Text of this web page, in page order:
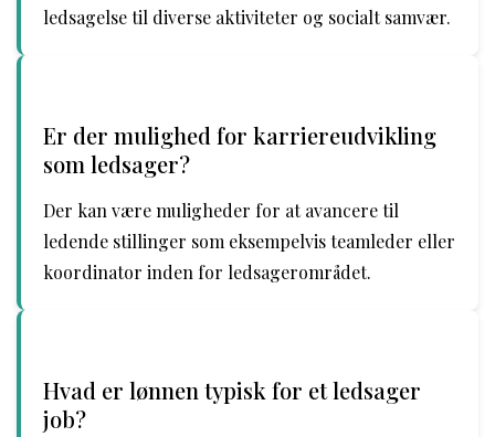
ledsagelse til diverse aktiviteter og socialt samvær.
Er der mulighed for karriereudvikling
som ledsager?
Der kan være muligheder for at avancere til
ledende stillinger som eksempelvis teamleder eller
koordinator inden for ledsagerområdet.
Hvad er lønnen typisk for et ledsager
job?